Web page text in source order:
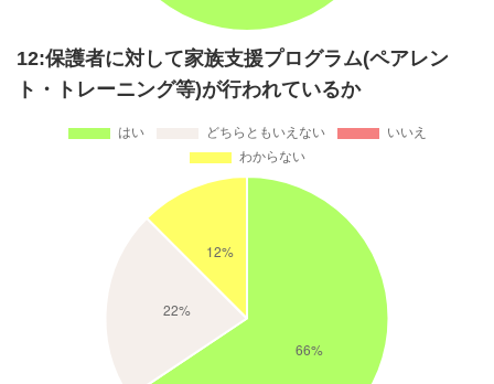
12:保護者に対して家族支援プログラム(ペアレン
ト・トレーニング等)が行われているか